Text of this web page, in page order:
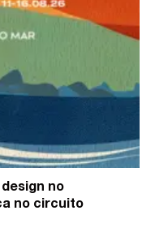
design no
no circuito